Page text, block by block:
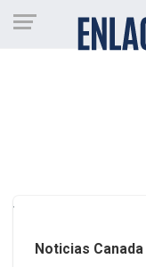
Noticias Canada